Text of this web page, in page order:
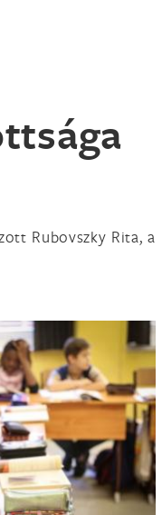
Rubovszky Rita, a